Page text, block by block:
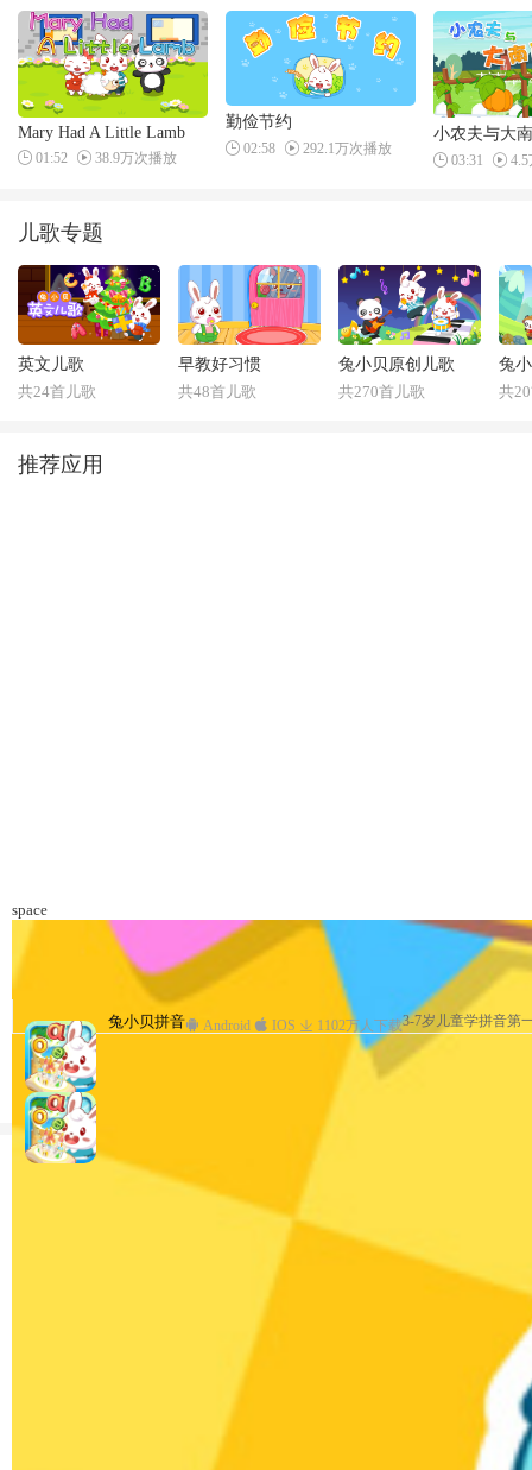
Mary Had A Little Lamb
01:52 38.9万次播放
勤俭节约
02:58 292.1万次播放
小农夫与大
03:31
儿歌专题
英文儿歌
共24首儿歌
早教好习惯
共48首儿歌
兔小贝原创儿歌
共270首儿歌
兔
共
推荐应用
space
兔小贝儿童故事 Android IOS 1069万人下载儿童故事专业
兔小贝拼音 Android IOS 1102万人下载3-7岁儿童学拼音第
兔小贝—与孩子亲密互动 Android IOS 1235万人下载早教
兔小贝儿歌 Android IOS 1203万人下载儿歌、故事、国学
兔小贝儿童故事 Android IOS 1069万人下载儿童故事专业
兔小贝拼音 Android IOS 1102万人下载3-7岁儿童学拼音第
热门排行
恐龙时代旅行记
恐龙儿歌